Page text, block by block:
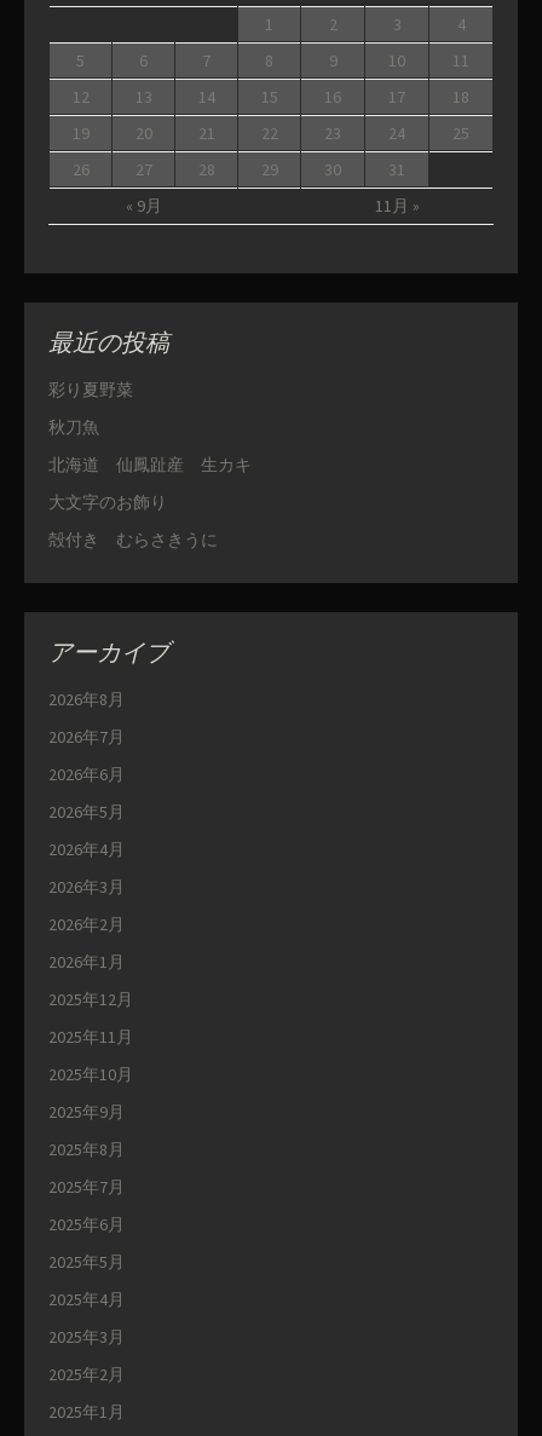
« 9月 11月 »
1 2 3
4
5
6 7 8 9 10
11
12
13 14 15 16 17
18
19
20 21 22 23 24
25
26
27 28 29 30 31
最近の投稿
彩り夏野菜
秋刀魚
北海道 仙鳳趾産 生カキ
大文字のお飾り
殻付き むらさきうに
アーカイブ
2026年8月
2026年7月
2026年6月
2026年5月
2026年4月
2026年3月
2026年2月
2026年1月
2025年12月
2025年11月
2025年10月
2025年9月
2025年8月
2025年7月
2025年6月
2025年5月
2025年4月
2025年3月
2025年2月
2025年1月